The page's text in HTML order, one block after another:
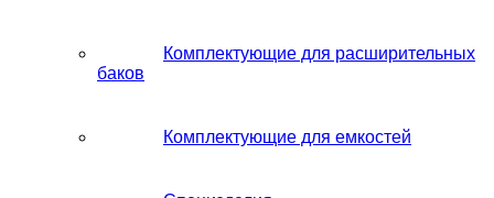
Комплектующие для расширительных
баков
Комплектующие для емкостей